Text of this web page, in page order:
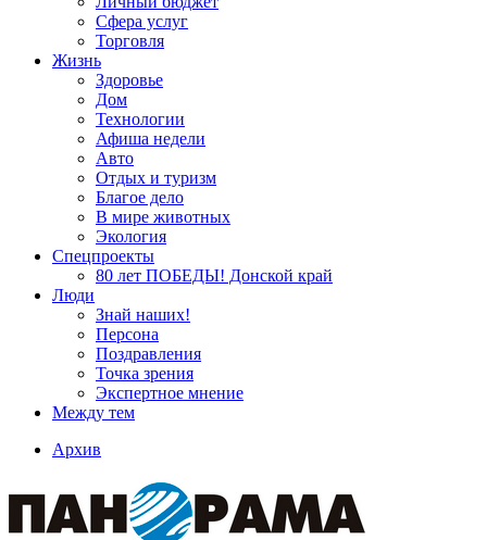
Сфера услуг
Торговля
Жизнь
Здоровье
Дом
Технологии
Афиша недели
Авто
Отдых и туризм
Благое дело
В мире животных
Экология
Спецпроекты
80 лет ПОБЕДЫ! Донской край
Люди
Знай наших!
Персона
Поздравления
Точка зрения
Экспертное мнение
Между тем
Архив